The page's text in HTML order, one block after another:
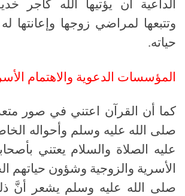
الداعية أن يؤتيها الله كأجر
وتتبعها لمراضي زوجها
حياته.
المؤسسات الدعوية والاهتمام
كما أن القرآن اعتني في صور
صلى الله عليه وسلم وأحواله
عليه الصلاة والسلام يعتني
الأسرية والزوجية وشؤون حياتهم
صلى الله عليه وسلم يشعر أنَّ